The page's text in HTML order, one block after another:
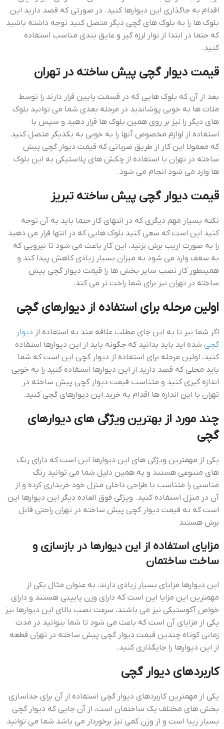
اقدام به جاگذاری این دیوارها کنید. در صورتی که قصد دارید این
بلوک ها را به بلوک های گچی دیگر متصل کنید توجه داشته باشید
که حتما در ابتدا از نوار لرزه گیر و عایق بندی مناسب استفاده
کنید.
قيمت ديوار گچي پيش ساخته در تهران
بعد از آن که بلوک هایی که در قسمت پایین قرار دارند را توسط
ملات ها به خوبی پوشاندید در مرحله بعدی شما می توانید بلوک
های دیگر را نیز بر روی همین بلوک ها قرار دهید و سپس با
استفاده از لوازم مخصوص آنها را به خوبی به یکدیگر متصل کنید
که معمولا این کار از طریق ضرباتی که قيمت ديوار گچي پيش
ساخته در تهران با استفاده از چکش های پلاستیکی به این بلوک
ها وارد می شود انجام می شود.
قيمت ديوار گچي پيش ساخته تبريز
نکته بسیار مهم دیگری که در انتهای کار حتما باید به آن توجه
کنید این است که سعی کنید بلوک هایی که در انتها قرار می دهید
را به صورت اریب برش بزنید، این کار باعث می شود تا نیرویی که
به سقف وارد می شود به میزان بسیار زیادی کاهش پیدا کند و
همینطور کار نصب سایر بخش ها را قيمت ديوار گچي پيش
ساخته در تهران نیز برای شما راحت تر می کند.
اولین مرحله برای استفاده از دیوارهای گچی
اگر شما نیز تا به این جای مطلب علاقه مند به استفاده از دیوار
گچی شده اید باید بدانید که چگونه باید از این دیوارها استفاده
کنید، اولین مرحله برای استفاده از دیوار گچی این است که شما
باید محلی که قصد دارید از این دیوارها استفاده کنید را به خوبی
اندازه گیری کنید و متناسب قيمت ديوار گچي پيش ساخته در
تهران با این اندازه ها اقدام به خرید این دیوارهای گچی کنید.
چند مورد از بهترین ویژگی های دیوارهای
گچی
یکی از مهمترین ویژگی های این دیوارها این است که دارای رنگ
های متنوعی هستند و به همین دلیل شما می توانید رنگ
مناسبی را متناسب با طراحی داخلی منزل خود خریداری کرده و از
آن در منزل استفاده کنید. ویژگی فوق العاده دیگر این دیوارها این
است که به قيمت ديوار گچي پيش ساخته در تهران راحتی قابل
برش هستند
مزایای استفاده از این دیوارها در بازسازی و
ساخت ساختمان
این دیوارها مزایای بسیار زیادی دارند، به عنوان مثال یکی از
مهمترین این مزایا این است که دارای وزن پایینی هستند و دارای
خواص آکوستیکی نیز می باشند، سرعت نصب بالای این دیوارها نیز
یکی از مزایای آن است که باعث می شود تا شما بتوانید در مدت
زمانی کوتاه چندین قيمت ديوار گچي پيش ساخته در تهران قطعه
از این دیوارها را جایگذاری کنید.
کاربردهای دیوار گچی
یکی از مهمترین کاربردهای دیوار گچی استفاده از آن برای جداسازی
بخش های مختلف یک ساختمان است، از آن جایی که دیوار گچی
بسیار زیبا است و از وزن کمی نیز برخوردار می باشد شما می توانید